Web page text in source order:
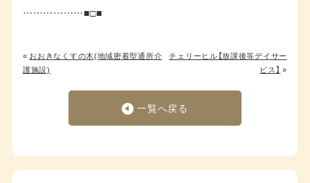
………………■□■
« おおきなくすの木(地域密着型通所介
護施設)
チェリーヒル【放課後等デイサー
ビス】 »
一覧へ戻る